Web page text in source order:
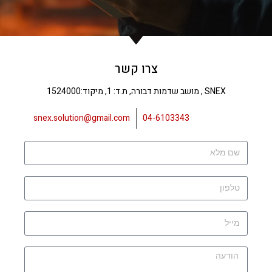
צרו קשר
SNEX , מושב שדמות דבורה, ת.ד: 1, מיקוד:1524000
04-6103343
snex.solution@gmail.com